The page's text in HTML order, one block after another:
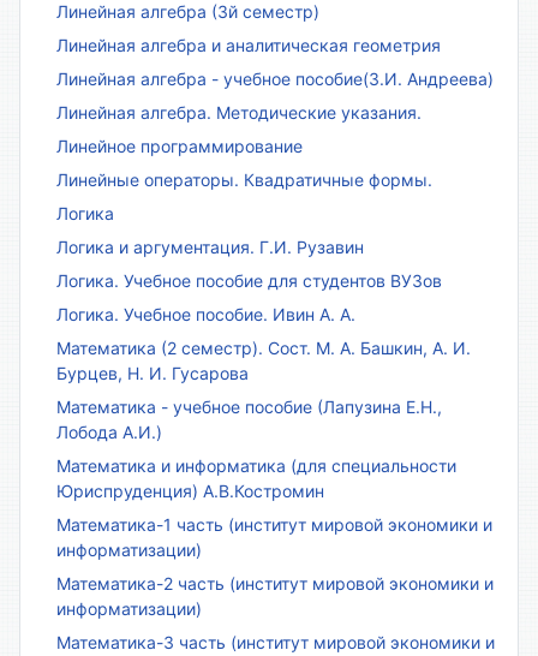
Линейная алгебра (3й семестр)
Линейная алгебра и аналитическая геометрия
Линейная алгебра - учебное пособие(З.И. Андреева)
Линейная алгебра. Методические указания.
Линейное программирование
Линейные операторы. Квадратичные формы.
Логика
Логика и аргументация. Г.И. Рузавин
Логика. Учебное пособие для студентов ВУЗов
Логика. Учебное пособие. Ивин А. А.
Математика (2 семестр). Сост. М. А. Башкин, А. И.
Бурцев, Н. И. Гусарова
Математика - учебное пособие (Лапузина Е.Н.,
Лобода А.И.)
Математика и информатика (для специальности
Юриспруденция) А.В.Костромин
Математика-1 часть (институт мировой экономики и
информатизации)
Математика-2 часть (институт мировой экономики и
информатизации)
Математика-3 часть (институт мировой экономики и